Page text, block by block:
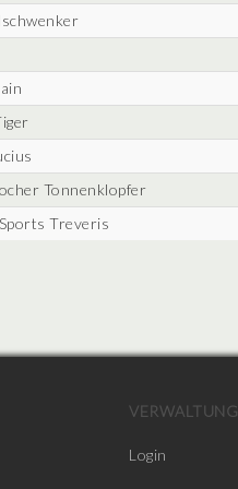
Tonnenklopfer
Treveris
VERWALTUNG
Login